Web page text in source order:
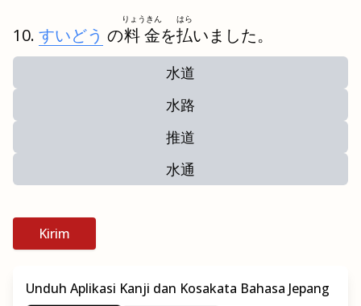
すいどう の料金
りょうきん
を払
はら
いました。
水道
水路
推道
水通
Kirim
Unduh Aplikasi Kanji dan Kosakata Bahasa Jepang